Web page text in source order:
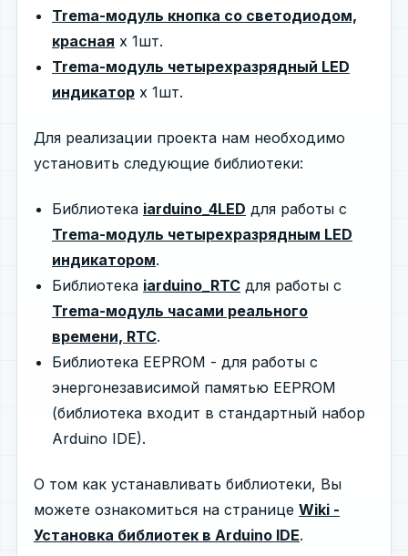
Trema-модуль кнопка со светодиодом,
красная х 1шт.
Trema-модуль четырехразрядный LED
индикатор х 1шт.
Для реализации проекта нам необходимо
установить следующие библиотеки:
Библиотека iarduino_4LED для работы с
Trema-модуль четырехразрядным LED
индикатором.
Библиотека iarduino_RTC для работы с
Trema-модуль часами реального
времени, RTC.
Библиотека EEPROM - для работы с
энергонезависимой памятью EEPROM
(библиотека входит в стандартный набор
Arduino IDE).
О том как устанавливать библиотеки, Вы
можете ознакомиться на странице Wiki -
Установка библиотек в Arduino IDE.